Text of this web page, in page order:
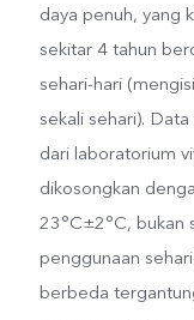
daya penuh, yang
sekitar 4 tahun
sehari-hari
sekali sehari).
dari laboratorium
dikosongkan
23°C±2°C, bukan
penggunaan
berbeda